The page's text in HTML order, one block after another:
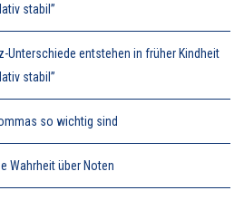
stabil”
Unterschiede entstehen in früher Kindheit
stabil”
so wichtig sind
Wahrheit über Noten